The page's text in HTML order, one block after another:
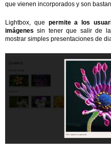
que vienen incorporados y son
Lightbox, que permite a los
imágenes sin tener que salir de
mostrar simples presentaciones de